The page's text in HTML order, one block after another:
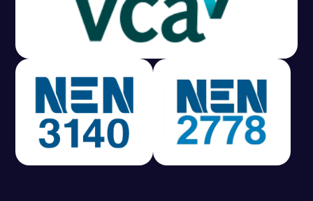
M
Gratis offerte in 24 uur
Geen lekkage? Geen betaling.
Vast tarief van € 395,- exc btw.
Rapport binnen 3 werkdagen.
100% RIsicovrij.
Vaak vergoed door verzekeraar.